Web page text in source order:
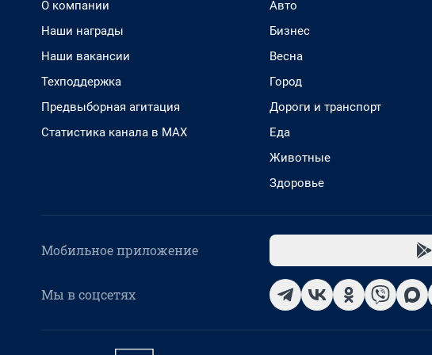
О компании
Наши награды
Наши вакансии
Техподдержка
Предвыборная агитация
Статистика канала в MAX
Авто
Бизнес
Весна
Город
Дороги и транспорт
Еда
Животные
Здоровье
Мобильное приложение
Мы в соцсетях